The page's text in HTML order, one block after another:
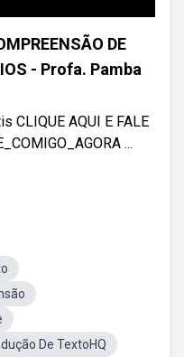
DE
- Profa. Pamba
CLIQUE AQUI E FALE
...
De TextoHQ